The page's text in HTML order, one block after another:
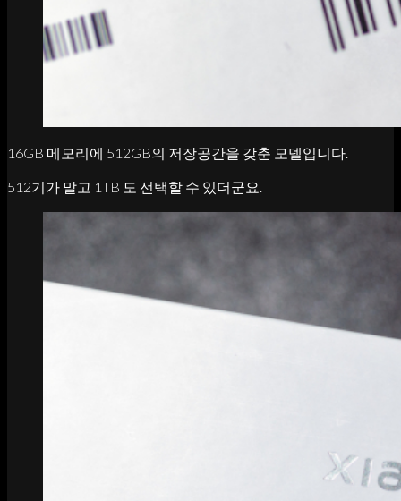
16GB 메모리에 512GB의 저장공간을 갖춘 모델입니다.
512기가 말고 1TB 도 선택할 수 있더군요.